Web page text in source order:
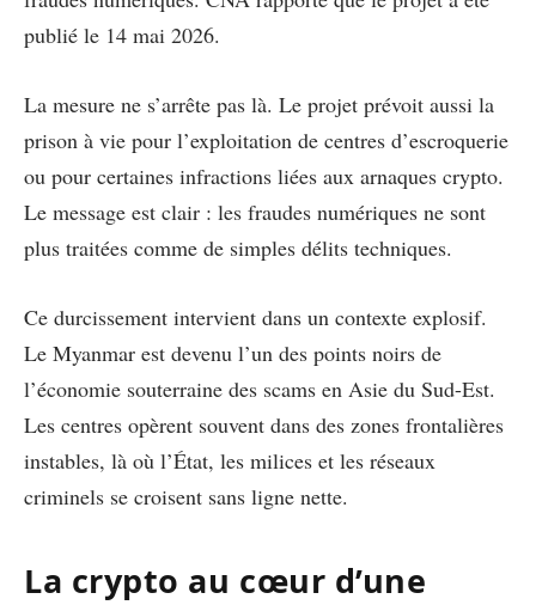
publié le 14 mai 2026.
La mesure ne s’arrête pas là. Le projet prévoit aussi la
prison à vie pour l’exploitation de centres d’escroquerie
ou pour certaines infractions liées aux arnaques crypto.
Le message est clair : les fraudes numériques ne sont
plus traitées comme de simples délits techniques.
Ce durcissement intervient dans un contexte explosif.
Le Myanmar est devenu l’un des points noirs de
l’économie souterraine des scams en Asie du Sud-Est.
Les centres opèrent souvent dans des zones frontalières
instables, là où l’État, les milices et les réseaux
criminels se croisent sans ligne nette.
La crypto au cœur d’une